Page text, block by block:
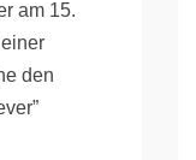
am 15.
den